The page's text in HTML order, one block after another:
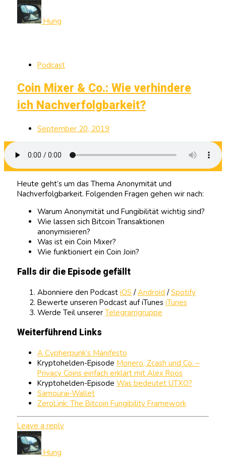
Hung
Podcast
Coin Mixer & Co.: Wie verhindere
ich Nachverfolgbarkeit?
September 20, 2019
Heute geht’s um das Thema Anonymität und
Nachverfolgbarkeit. Folgenden Fragen gehen wir nach:
Warum Anonymität und Fungibilität wichtig sind?
Wie lassen sich Bitcoin Transaktionen
anonymisieren?
Was ist ein Coin Mixer?
Wie funktioniert ein Coin Join?
Falls dir die Episode gefällt
Abonniere den Podcast iOS /Android /Spotify
Bewerte unseren Podcast auf iTunes iTunes
Werde Teil unserer Telegramgruppe
Weiterführend Links
A Cypherpunk’s Manifesto
Kryptohelden-Episode Monero, Zcash und Co. –
Privacy Coins einfach erklärt mit Alex Roos
Kryptohelden-Episode Was bedeutet UTXO?
Samourai-Wallet
ZeroLink: The Bitcoin Fungibility Framework
Leave a reply
Hung